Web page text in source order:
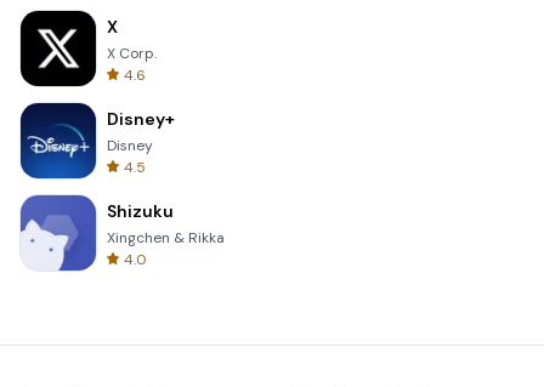
X
X Corp.
4.6
Disney+
Disney
4.5
Shizuku
Xingchen & Rikka
4.0